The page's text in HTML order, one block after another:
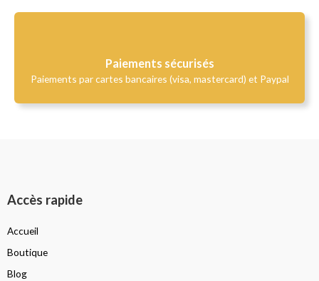
Paiements sécurisés
Paiements par cartes bancaires (visa, mastercard) et Paypal
Accès rapide
Accueil
Boutique
Blog